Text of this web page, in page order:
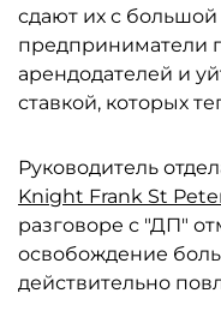
сдают их с большой
предприниматели
арендодателей и
ставкой, которых
Руководитель
Knight Frank St
разговоре с "ДП"
освобождение
действительно